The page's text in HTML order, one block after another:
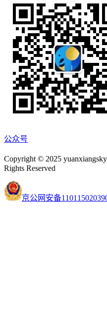
公众号
Copyright © 2025
Rights Reserved
京公网安备